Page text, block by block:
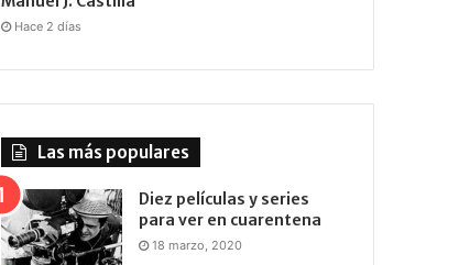
Hace 2 días
Las más populares
Diez películas y series
para ver en cuarentena
18 marzo, 2020